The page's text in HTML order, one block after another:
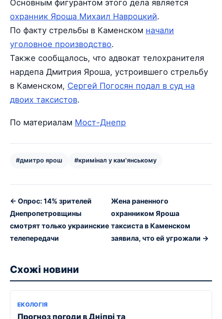
Основным фигурантом этого дела является
охранник Яроша Михаил Навроцкий.
По факту стрельбы в Каменском начали
уголовное производство.
Также сообщалось, что адвокат телохранителя
нардепа Дмитрия Яроша, устроившего стрельбу
в Каменском, Сергей Погосян подал в суд на
двоих таксистов.
По материалам Мост-Днепр
#дмитро ярош #кримінал у кам'янському
← Опрос: 14% зрителей
Днепропетровщины
смотрят только украинские
телепередачи
Жена раненного
охранником Яроша
таксиста в Каменском
заявила, что ей угрожали →
Схожі новини
ЕКОЛОГІЯ
Прогноз погоди в Дніпрі та